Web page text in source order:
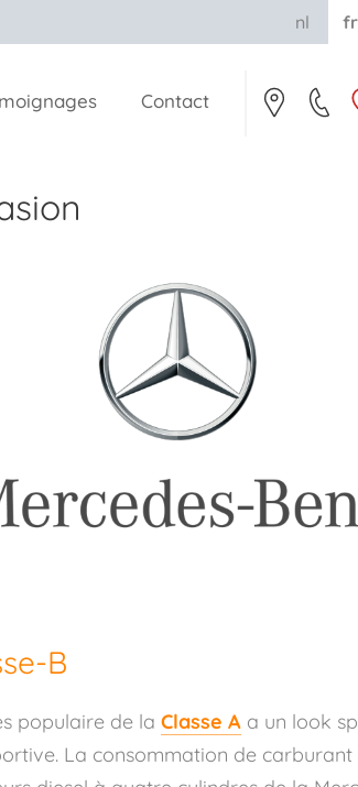
nl fr
Contact
B
populaire de la Classe A a un look
La consommation de carburant